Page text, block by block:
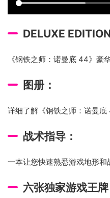
DELUXE EDITION
《钢铁之师：诺曼底 44》豪
图册：
详细了解《钢铁之师：诺曼
战术指导：
一本让您快速熟悉游戏地形和
六张独家游戏王